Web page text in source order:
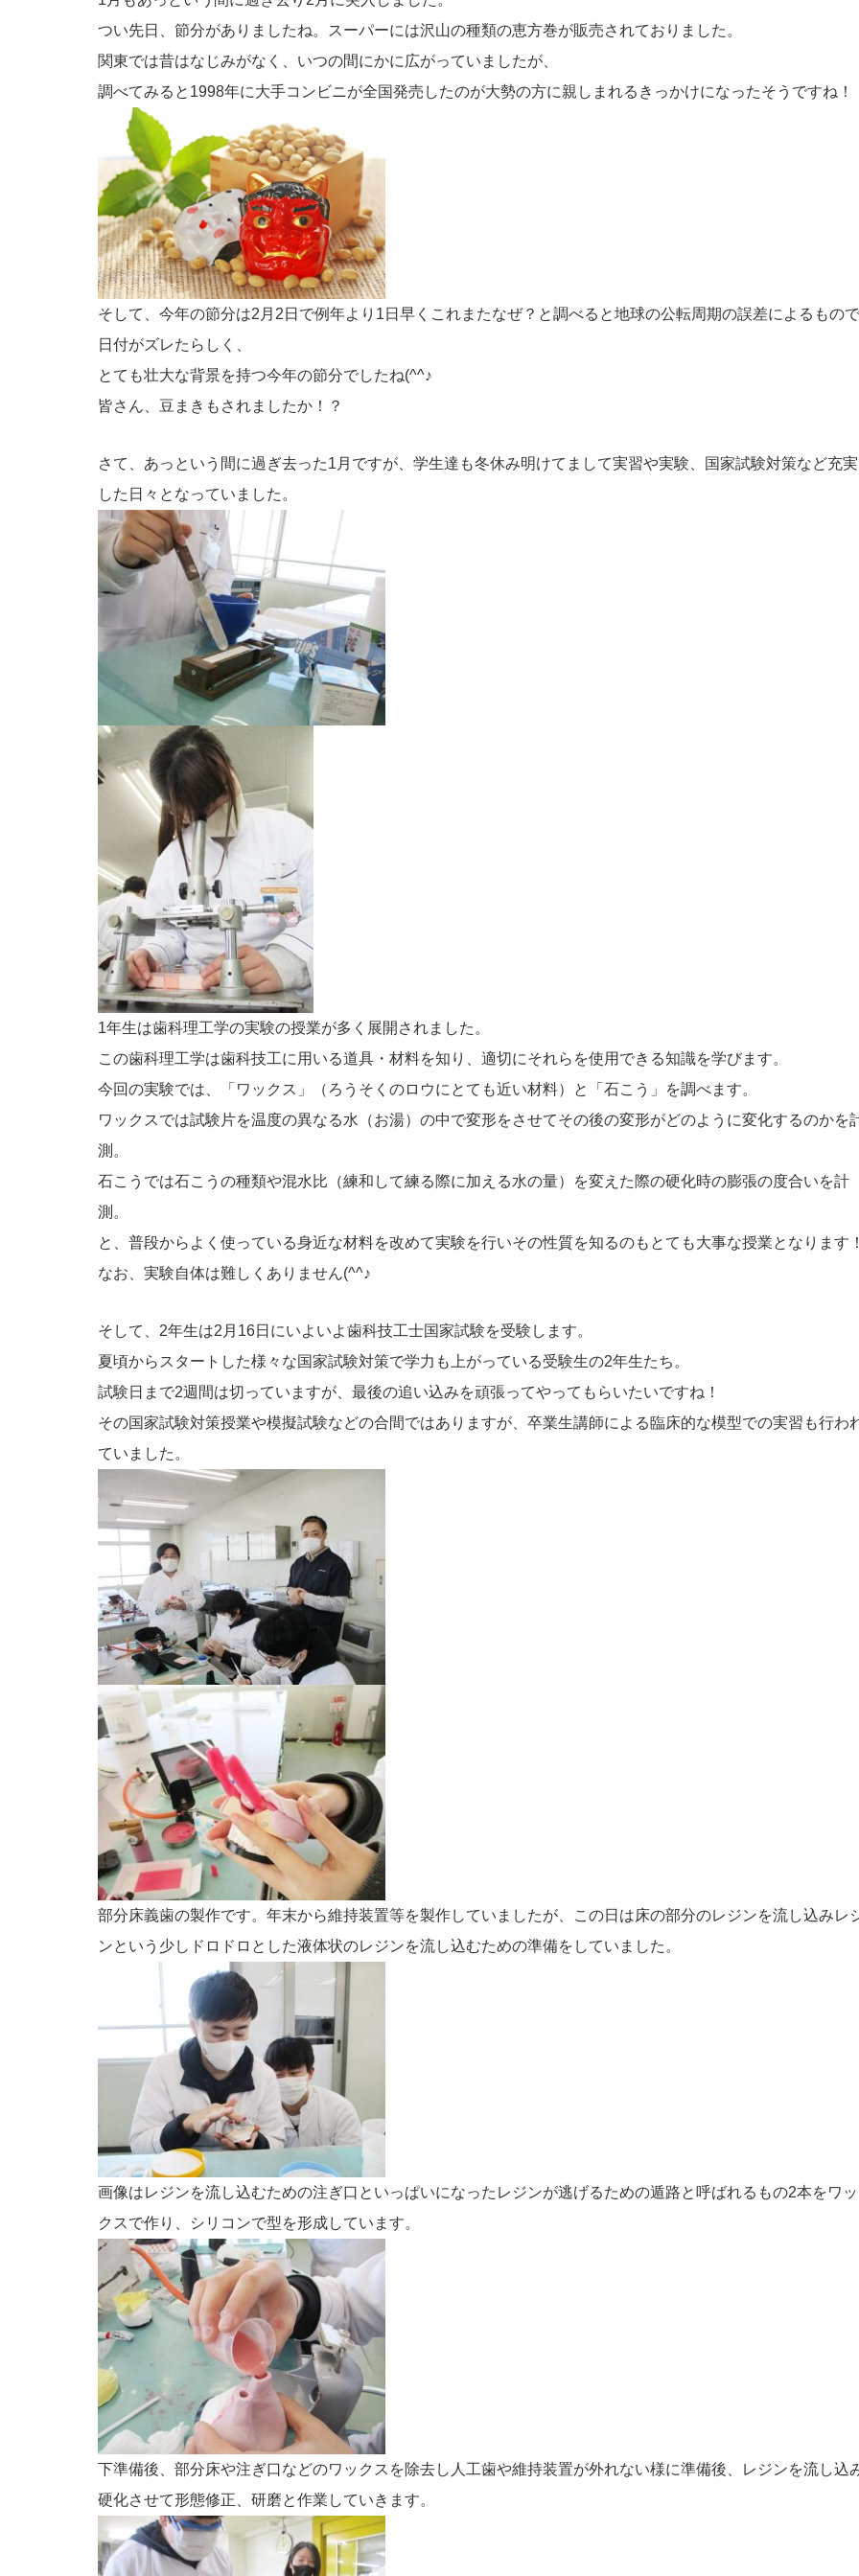
つい先日、節分がありましたね。スーパーには沢山の種類の恵方巻が販売されておりました。
関東では昔はなじみがなく、いつの間にかに広がっていましたが、
調べてみると1998年に大手コンビニが全国発売したのが大勢の方に親しまれるきっかけになったそうですね！
そして、今年の節分は2月2日で例年より1日早くこれまたなぜ？と調べると地球の公転周期の誤差によるもので
日付がズレたらしく、
とても壮大な背景を持つ今年の節分でしたね(^^♪
皆さん、豆まきもされましたか！？
さて、あっという間に過ぎ去った1月ですが、学生達も冬休み明けてまして実習や実験、国家試験対策など充実
した日々となっていました。
1年生は歯科理工学の実験の授業が多く展開されました。
この歯科理工学は歯科技工に用いる道具・材料を知り、適切にそれらを使用できる知識を学びます。
今回の実験では、「ワックス」（ろうそくのロウにとても近い材料）と「石こう」を調べます。
ワックスでは試験片を温度の異なる水（お湯）の中で変形をさせてその後の変形がどのように変化するのかを
測。
石こうでは石こうの種類や混水比（練和して練る際に加える水の量）を変えた際の硬化時の膨張の度合いを計
測。
と、普段からよく使っている身近な材料を改めて実験を行いその性質を知るのもとても大事な授業となります
なお、実験自体は難しくありません(^^♪
そして、2年生は2月16日にいよいよ歯科技工士国家試験を受験します。
夏頃からスタートした様々な国家試験対策で学力も上がっている受験生の2年生たち。
試験日まで2週間は切っていますが、最後の追い込みを頑張ってやってもらいたいですね！
その国家試験対策授業や模擬試験などの合間ではありますが、卒業生講師による臨床的な模型での実習も行わ
ていました。
部分床義歯の製作です。年末から維持装置等を製作していましたが、この日は床の部分のレジンを流し込みレ
ンという少しドロドロとした液体状のレジンを流し込むための準備をしていました。
画像はレジンを流し込むための注ぎ口といっぱいになったレジンが逃げるための遁路と呼ばれるもの2本をワッ
クスで作り、シリコンで型を形成しています。
下準備後、部分床や注ぎ口などのワックスを除去し人工歯や維持装置が外れない様に準備後、レジンを流し込
硬化させて形態修正、研磨と作業していきます。